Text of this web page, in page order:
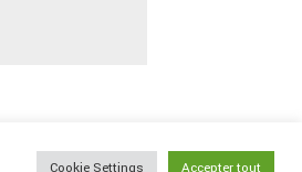
Cookie Settings Accepter tout